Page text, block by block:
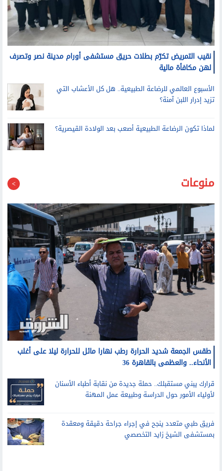
نقيب التمريض تكرّم بطلات حريق مستشفى أورام مدينة نصر وتصرف
لهن مكافأة مالية
الأسبوع العالمي للرضاعة الطبيعية.. هل كل الأعشاب التي
تزيد إدرار اللبن آمنة؟
طقس الجمعة شديد الحرارة رطب نهارا مائل للحرارة ليلا على أغلب
الأنحاء.. والعظمى بالقاهرة 36
قرارك يبني مستقبلك.. حملة جديدة من نقابة أطباء الأسنان
لأولياء الأمور حول الدراسة وطبيعة عمل المهنة
بمستشفى الشيخ زايد التخصصي